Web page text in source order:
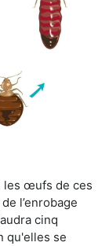
les œufs de ces
l’enrobage
cinq
qu'elles se